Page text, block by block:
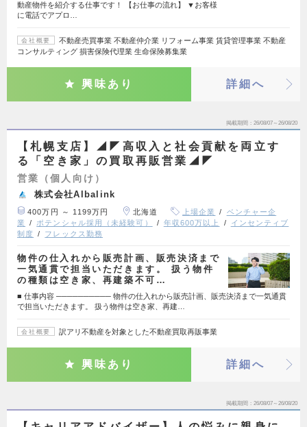
動産物件を紹介する仕事です！ 【お仕事の流れ】 ▼お客様
に電話でアプロ…
会社概要
不動産売買事業 不動産仲介業 リフォーム事業 賃貸管理事業 不動産
コンサルティング 損害保険代理業 生命保険募集業
興味あり 詳細へ
掲載期間 26/08/07～26/08/20
【札幌支店】◢◤高収入と社会貢献を両立す
る「空き家」の買取再販営業◢◤
営業（個人向け）
株式会社Albalink
400万円 ～ 1199万円 北海道 上場企業
ベンチャー企
業
ポテンシャル採用（未経験可） 年収600万以上
インセンティブ
制度
フレックス勤務
物件の仕入れから販売計画、販売決済まで
一気通貫で担当いただきます。 扱う物件
の種類は空き家、再建築不可…
■ 仕事内容 ────────── 物件の仕入れから販売計画、販売決済まで一気通貫
で担当いただきます。 扱う物件は空き家、再建…
会社概要 訳アリ不動産を対象とした不動産買取再販事業
興味あり 詳細へ
掲載期間 26/08/07～26/08/20